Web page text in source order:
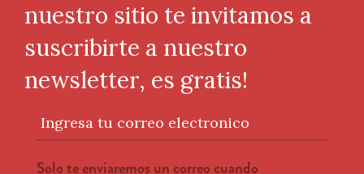
nuestro sitio te invitamos a
suscribirte a nuestro
newsletter, es gratis!
Ingresa tu correo electronico
Solo te enviaremos un correo cuando